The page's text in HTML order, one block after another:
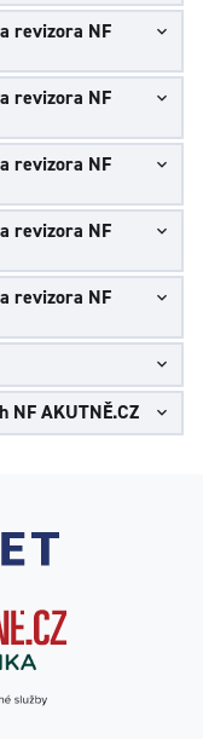
revizora NF
revizora NF
revizora NF
revizora NF
revizora NF
NF AKUTNĚ.CZ